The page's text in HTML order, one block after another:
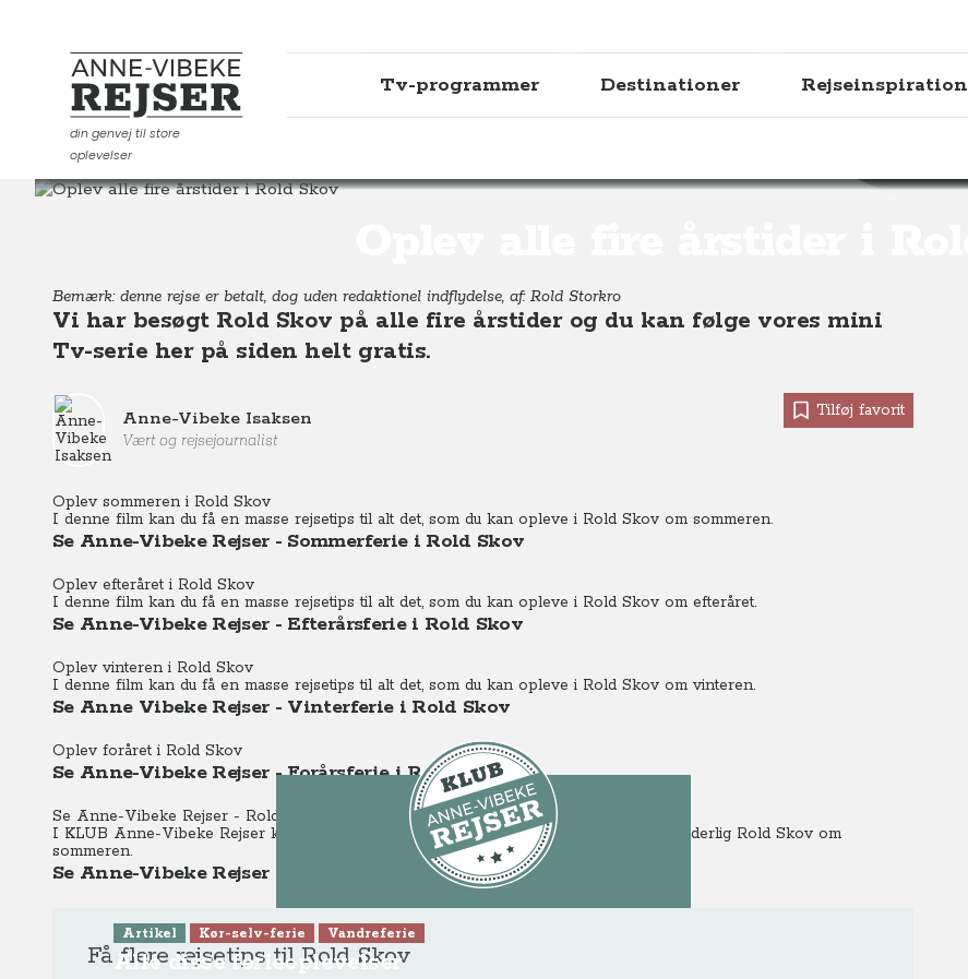
Anne-Vibeke Rejser
din genvej til store
oplevelser
Tv-programmer Destinationer Rejseinspiration
Destinationer
Bemærk: denne rejse er betalt, dog uden redaktionel indflydelse, af: Rold Storkro
Vi har besøgt Rold Skov på alle fire årstider og du kan følge vores mini
Tv-serie her på siden helt gratis.
Anne-Vibeke Isaksen
Vært og rejsejournalist
Tilføj favorit
Oplev sommeren i Rold Skov
I denne film kan du få en masse rejsetips til alt det, som du kan opleve i Rold Skov om sommeren.
Se Anne-Vibeke Rejser - Sommerferie i Rold Skov
Oplev efteråret i Rold Skov
I denne film kan du få en masse rejsetips til alt det, som du kan opleve i Rold Skov om efteråret.
Se Anne-Vibeke Rejser - Efterårsferie i Rold Skov
Oplev vinteren i Rold Skov
I denne film kan du få en masse rejsetips til alt det, som du kan opleve i Rold Skov om vinteren.
Se Anne Vibeke Rejser - Vinterferie i Rold Skov
Oplev foråret i Rold Skov
Se Anne-Vibeke Rejser - Forårsferie i Rold Skov
Se Anne-Vibeke Rejser - Rold Skov
I KLUB Anne-Vibeke Rejser kan du ligeledes se et Tv-program i fuld længde fra vidunderlig Rold Skov om
sommeren.
Se Anne-Vibeke Rejser - Rold Skov
Dette er KLUB-indhold
Gå til programmet
Få flere rejsetips til Rold Skov
Artikel Kør-selv-ferie Vandreferie
Alle disse ferieoplevelser